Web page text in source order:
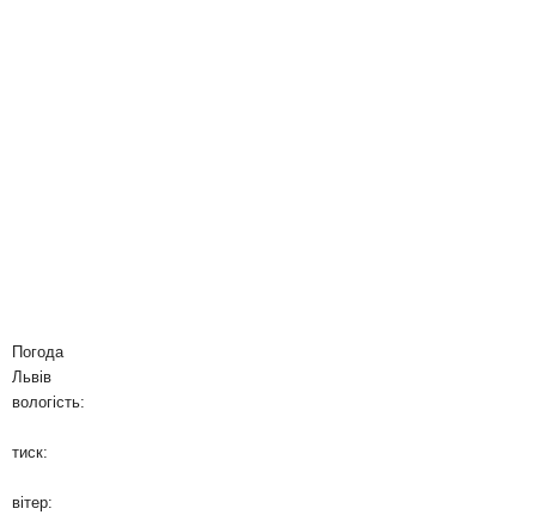
Погода
Львів
вологість:
тиск:
вітер: